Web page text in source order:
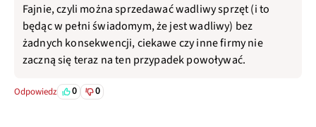
Fajnie, czyli można sprzedawać wadliwy sprzęt (i to
będąc w pełni świadomym, że jest wadliwy) bez
żadnych konsekwencji, ciekawe czy inne firmy nie
zaczną się teraz na ten przypadek powoływać.
Odpowiedz 0 0